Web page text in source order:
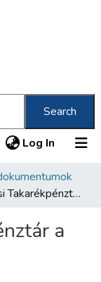
Search
Log In (current)
[A Belvárosi Takarékpénztár a Ferenciek terén]
a